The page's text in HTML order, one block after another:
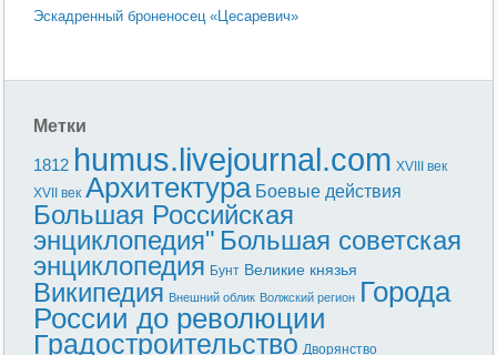
Эскадренный броненосец «Цесаревич»
Метки
1812 humus.livejournal.com XVIII век
XVII век Архитектура Боевые действия
Большая Российская
энциклопедия" Большая советская
энциклопедия Бунт Великие князья
Википедия Внешний облик Волжский регион Города
России до революции
Градостроительство Дворянство